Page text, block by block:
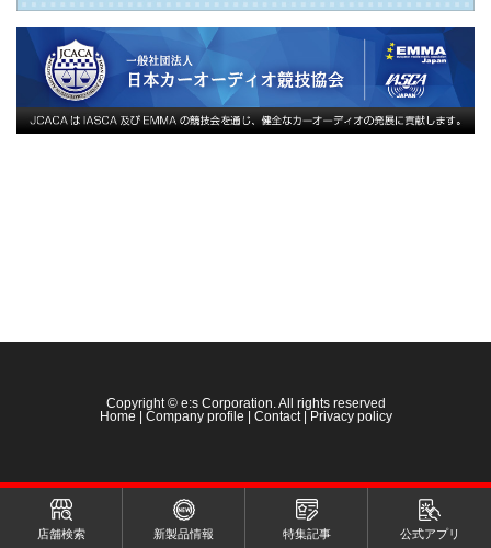
Copyright © e:s Corporation. All rights reserved
Home
Company profile Contact| Privacy policy
店舗検索 新製品情報 特集記事 公式アプリ